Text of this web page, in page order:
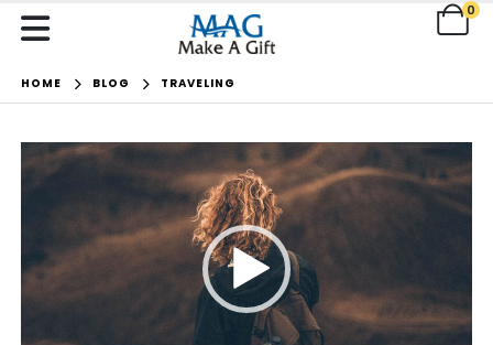
0
HOME BLOG TRAVELING
Πρόγραμμα
Αναπαραγωγής
Βίντεο